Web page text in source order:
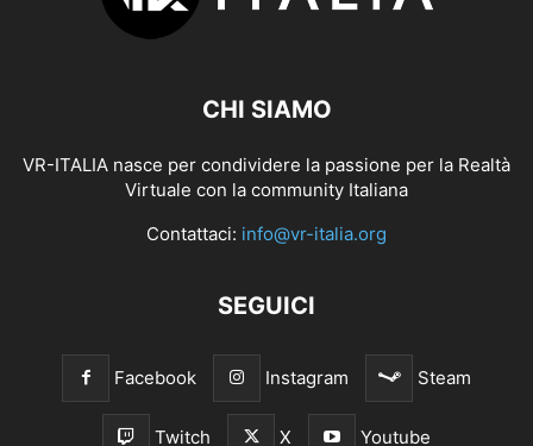
CHI SIAMO
VR-ITALIA nasce per condividere la passione per la Realtà
Virtuale con la community Italiana
Contattaci: info@vr-italia.org
SEGUICI
Facebook Instagram Steam
Twitch X Youtube